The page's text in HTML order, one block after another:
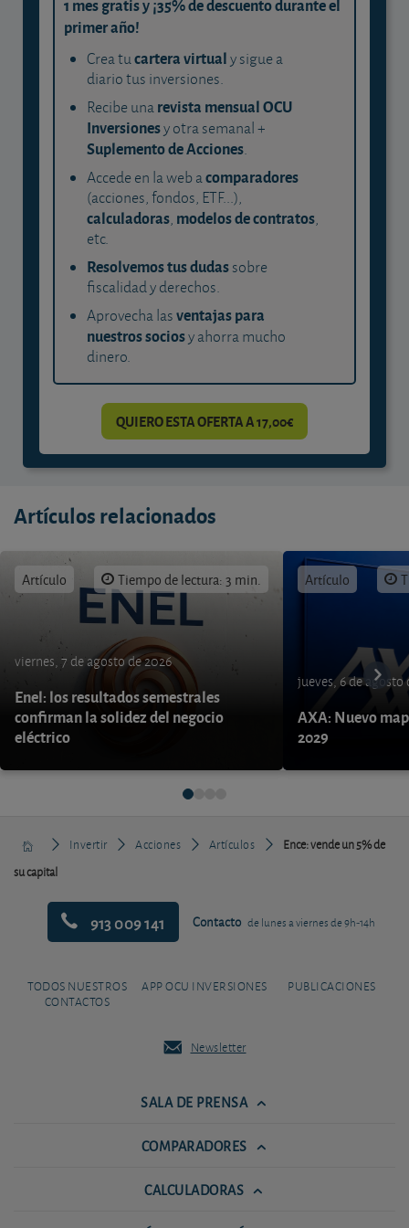
1 mes gratis y ¡35% de descuento durante el
primer año!
Crea tucartera virtualy sigue a
diario tus inversiones.
Recibe unarevista mensual OCU
Inversionesy otra semanal +
Suplemento de Acciones.
Accede en la web acomparadores
(acciones, fondos, ETF...),
calculadoras, modelos de contratos,
etc.
Resolvemos tus dudassobre
fiscalidad y derechos.
Aprovecha lasventajas para
nuestros sociosy ahorra mucho
dinero.
QUIERO ESTA OFERTA A 17,00€
Artículos relacionados
Artículo Tiempo de lectura: 3 min.
viernes, 7 de agosto de 2026
Enel: los resultados semestrales
confirman la solidez del negocio
eléctrico
Artículo
jueves, 6 de agosto
AXA: Nuevo
2029
Invertir Acciones Artículos
Ence: vende un 5% de
su capital
913 009 141 Contacto de lunes a viernes de 9h-14h
TODOS NUESTROS
CONTACTOS
APP OCU INVERSIONES PUBLICACIONES
Newsletter
SALA DE PRENSA
COMPARADORES
CALCULADORAS